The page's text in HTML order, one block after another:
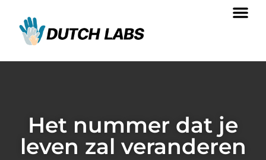
Het nummer dat je
leven zal veranderen